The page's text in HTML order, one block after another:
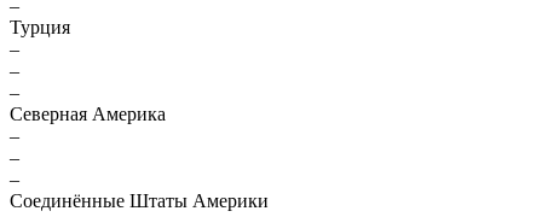
–
Турция
–
–
–
Северная Америка
–
–
–
Соединённые Штаты Америки